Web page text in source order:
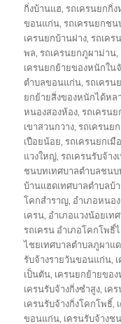
กิ่งบ้านแฮ,รถเครนยกกิ่
ขอนแก่น,รถเครนยกชน
เครนยกบ้านฝาง,รถเคร
พล,รถเครนยกภูผาม่าน,
เครนยกย้ายของหนักใน
ตำบลขอนแก่น,รถเครน
ยกย้ายสิ่งของหนักได้หล
หนองสองห้อง,รถเครนย
เขาสวนกวาง,รถเครนย
เปือยน้อย,รถเครนยกเ
แวงใหญ่,รถเครนรับจ้าง
ชนบทเทศบาลตำบลชนบ
บ้านแฮดเทศบาลตำบลบ้
โคกสำราญ, อำเภอหนอ
เครน, อำเภอแวงน้อยเท
รถเครน อำเภอโคกโพธิ์
ไชยเทศบาลตำบลภูผาแ
รับจ้างรายวันขอนแก่น,
เป็นตัน, เครนยกย้ายขอ
เครนรับจ้างกิ่งซำสูง, เค
เครนรับจ้างกิ่งโคกโพธิ์,
ขอนแก่น, เครนรับจ้างช